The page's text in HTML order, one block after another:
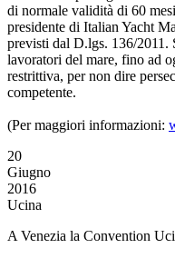
di normale validità di 60
presidente di Italian Yacht
previsti dal D.lgs. 136/2011.
lavoratori del mare, fino ad
restrittiva, per non dire
competente.
(Per maggiori informazioni:
20
Giugno
2016
Ucina
A Venezia la Convention